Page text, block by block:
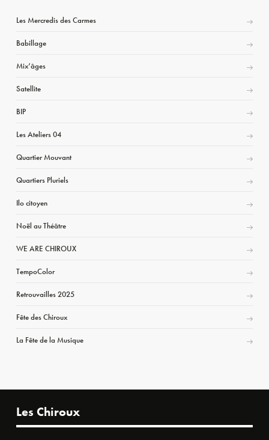
Les Mercredis des Carmes
Babillage
Mix’âges
Satellite
BIP
Les Ateliers 04
Quartier Mouvant
Quartiers Pluriels
Ilo citoyen
Noël au Théâtre
WE ARE CHIROUX
TempoColor
Retrouvailles 2025
Fête des Chiroux
La Fête de la Musique
Les Chiroux